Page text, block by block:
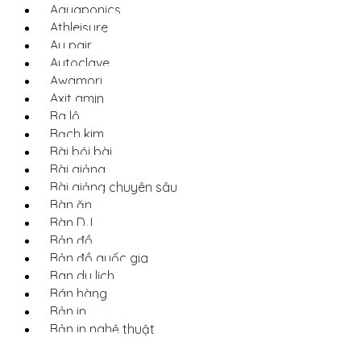
Aquaponics
Athleisure
Au pair
Autoclave
Awamori
Axit amin
Ba lô
Bạch kim
Bài bói bài
Bài giảng
Bài giảng chuyên sâu
Bàn ăn
Bàn DJ
Bản đồ
Bản đồ quốc gia
Ban du lịch
Bán hàng
Bản in
Bản in nghệ thuật